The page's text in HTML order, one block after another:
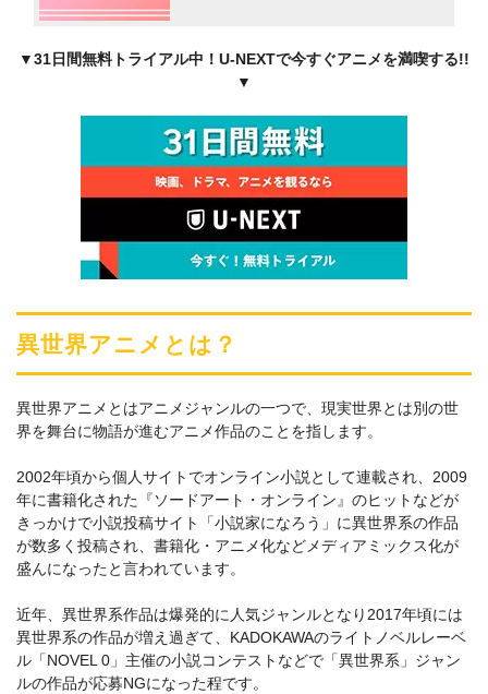
▼31日間無料トライアル中！U-NEXTで今すぐアニメを満喫する!!
▼
異世界アニメとは？
異世界アニメとはアニメジャンルの一つで、現実世界とは別の世
界を舞台に物語が進むアニメ作品のことを指します。
2002年頃から個人サイトでオンライン小説として連載され、2009
年に書籍化された『ソードアート・オンライン』のヒットなどが
きっかけで小説投稿サイト「小説家になろう」に異世界系の作品
が数多く投稿され、書籍化・アニメ化などメディアミックス化が
盛んになったと言われています。
近年、異世界系作品は爆発的に人気ジャンルとなり2017年頃には
異世界系の作品が増え過ぎて、KADOKAWAのライトノベルレーベ
ル「NOVEL 0」主催の小説コンテストなどで「異世界系」ジャン
ルの作品が応募NGになった程です。